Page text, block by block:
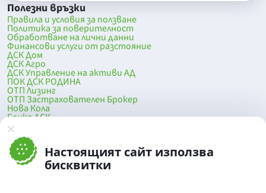
Настоящият сайт използва
бисквитки
Полезни връзки
Правила и условия за ползване
Политика за поверителност
Обработване на лични данни
Финансови услуги от разстояние
ДСК Дом
ДСК Агро
ДСК Управление на активи АД
ПОК ДСК РОДИНА
ОТП Лизинг
ОТП Застрахователен Брокер
Нова Кола
Банка ДСК
DSK Mobile
Оферти за продажба от Банка ДСК
Клонова мрежа и банкомати
До началото на страницата